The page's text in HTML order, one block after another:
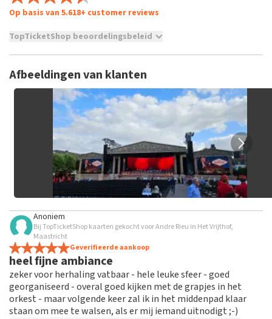
Op basis van 5.618+ customer reviews
TopTicketShop beoordelingsbeleid
niet mogelijk om een review achter te laten als je geen
tickets hebt aangeschaft bij TopTicketShop. Reviews met
grof taalgebruik en/of onwaarheden worden niet geplaatst.
Het kan enkele weken duren voordat een review wordt
Afbeeldingen van klanten
Anoniem
Bij TopTicketShop kaarten gekocht voor Andre Rieu in Het Vrijthof,
Maastricht
Geverifieerde aankoop
heel fijne ambiance
zeker voor herhaling vatbaar - hele leuke sfeer - goed
georganiseerd - overal goed kijken met de grapjes in het
orkest - maar volgende keer zal ik in het middenpad klaar
staan om mee te walsen, als er mij iemand uitnodigt ;-)